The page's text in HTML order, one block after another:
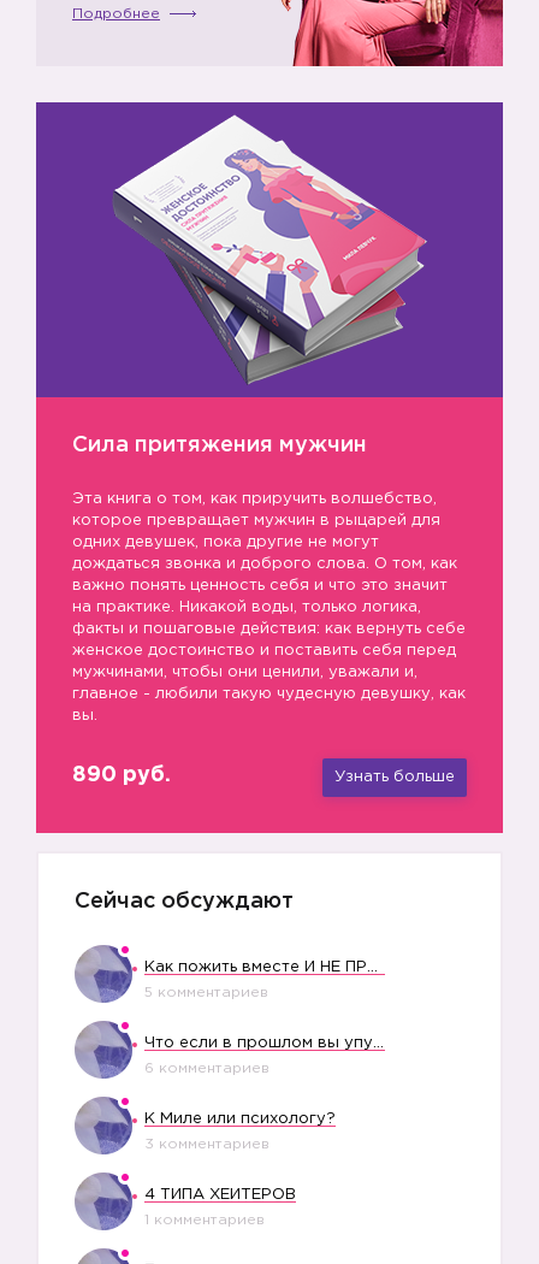
Подробнее
Сила притяжения мужчин
Эта книга о том, как приручить волшебство,
которое превращает мужчин в рыцарей для
одних девушек, пока другие не могут
дождаться звонка и доброго слова. О том, как
важно понять ценность себя и что это значит
на практике. Никакой воды, только логика,
факты и пошаговые действия: как вернуть себе
женское достоинство и поставить себя перед
мужчинами, чтобы они ценили, уважали и,
главное - любили такую чудесную девушку, как
вы.
890 руб. Узнать больше
Сейчас обсуждают
5 комментариев
6 комментариев
К Миле или психологу?
3 комментариев
4 ТИПА ХЕЙТЕРОВ
1 комментариев